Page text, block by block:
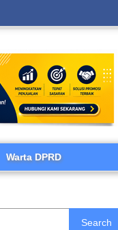
Warta DPRD
Search